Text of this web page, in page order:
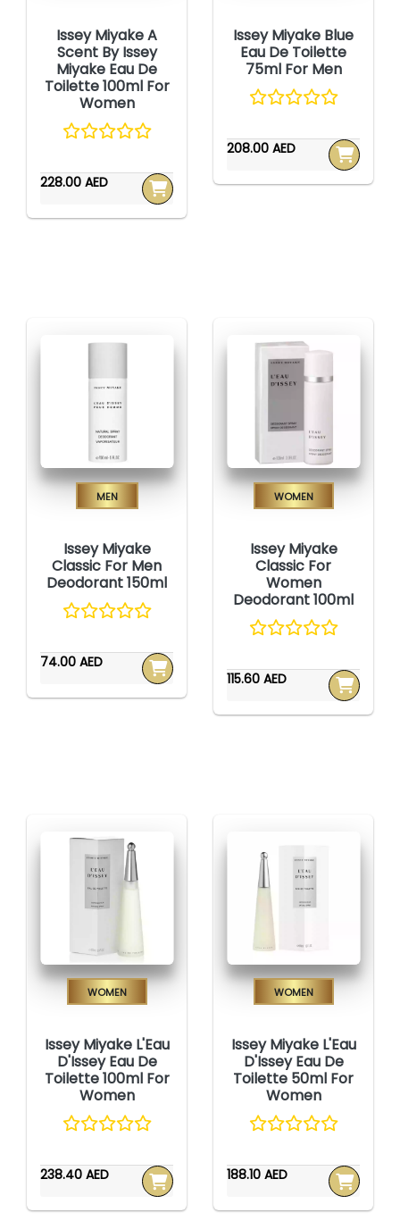
Issey Miyake A
Scent By Issey
Miyake Eau De
Toilette 100ml For
Women
228.00 AED
Issey Miyake Blue
Eau De Toilette
75ml For Men
208.00 AED
Men
Issey Miyake
Classic For Men
Deodorant 150ml
74.00 AED
Women
Issey Miyake
Classic For
Women
Deodorant 100ml
115.60 AED
Women
Issey Miyake L'Eau
D'Issey Eau De
Toilette 100ml For
Women
238.40 AED
Women
Issey Miyake L'Eau
D'Issey Eau De
Toilette 50ml For
Women
188.10 AED